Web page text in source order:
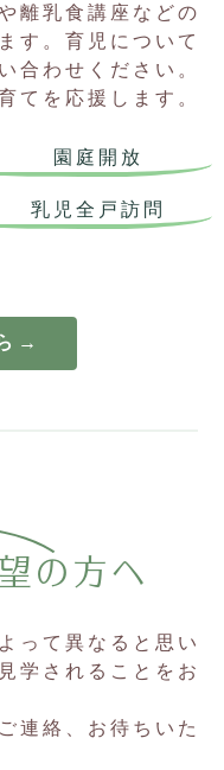
会」は定員に達しまし
員に達しました。
変更について
（金）に変更させていた
ト鑑賞」は定員に達し
サート」は、２６日木
ベビーマッサージ」２
下さい。
離乳食講座などの
す。育児について
合わせください。
てを応援します。
園庭開放
乳児全戸訪問
→
の方へ
って異なると思い
学されることをお
連絡、お待ちいた